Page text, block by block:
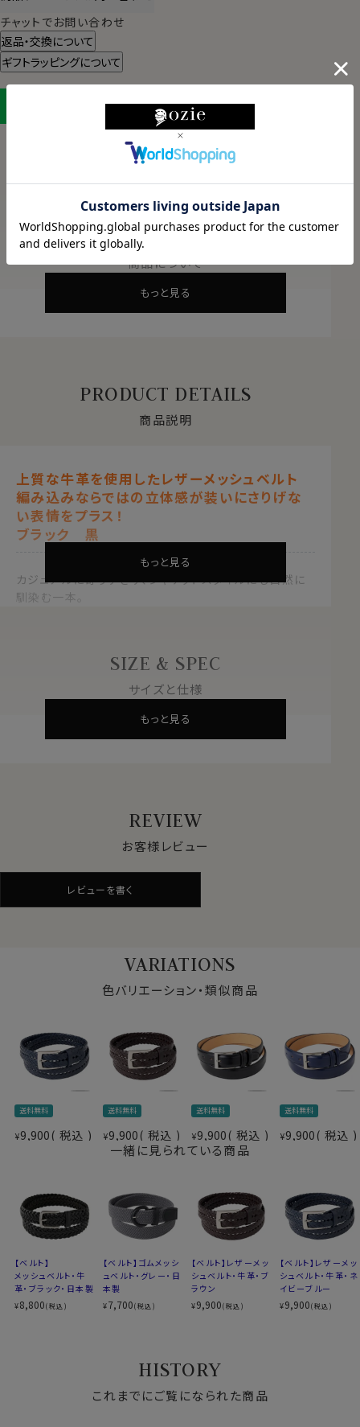
チャットでお問い合わせ
返品・交換について
ギフトラッピングについて
LINEに保存する
ABOUT PRODUCT
商品について
もっと見る
PRODUCT DETAILS
商品説明
上質な牛革を使用したレザーメッシュベルト
編み込みならではの立体感が装いにさりげな
い表情をプラス！
ブラック 黒
カジュアルに寄りすぎず、ジャケットスタイルにも自然に
馴染む一本。
メッシュ構造のため、ピンはお好みの位置に差し込み可
約2mm単位で細かく調整でき、快適なフィット感を実現
ベルトのサイズ調整について
ご自宅でも簡単に調整いただけます。
ベルト帯をバックルから取り外します。
留め具を開くことで、ベルト帯をスムーズに引き抜くこと
ウエストサイズに合わせて、余分な部分をハサミで丁寧
にカットしてください。
バックルに差し込み、しっかり固定します。
※ベルトは一度カットすると元に戻すことができません。
少しずつ長さを調整しながらカットしていただくことをお
すすめいたします。
素材
表＝牛革
裏＝牛革
(芯地: 中心 =ボンデットレザー 外側=床
バックル
(尾錠 )
帆型（シルバーニッケル）
約111cm（バックル含む）
約 3.2cm
もっと見る
SIZE & SPEC
サイズと仕様
もっと見る
REVIEW
お客様レビュー
レビューを書く
VARIATIONS
色バリエーション・類似商品
送料無料
¥9,900 税込
送料無料
¥9,900 税込
送料無料
¥9,900 税込
送料無料
¥9,900 税込
一緒に見られている商品
【ベルト】
メッシュベルト・牛
革・ブラック・日本製
¥8,800(税込)
【ベルト】ゴムメッシ
ュベルト・グレー・日
本製
¥7,700(税込)
【ベルト】レザーメッ
シュベルト・牛革・ブ
ラウン
¥9,900(税込)
【ベルト】レザーメッ
シュベルト・牛革・ネ
イビーブルー
¥9,900(税込)
HISTORY
これまでにご覧になられた商品